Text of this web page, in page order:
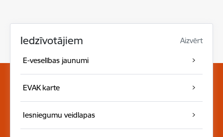
Iedzīvotājiem Aizvērt
E-veselības jaunumi
EVAK karte
Iesniegumu veidlapas